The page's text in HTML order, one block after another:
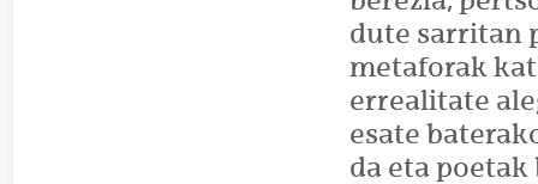
dute sarritan
metaforak
errealitate
esate
da eta